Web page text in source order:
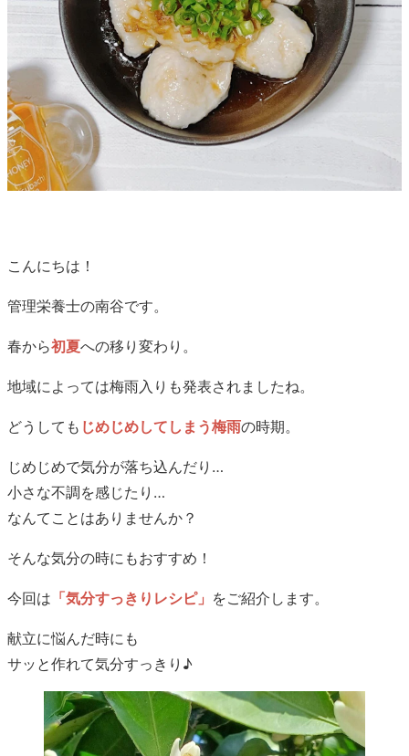
こんにちは！
管理栄養士の南谷です。
春から初夏への移り変わり。
地域によっては梅雨入りも発表されましたね。
どうしても じめじめしてしまう梅雨の時期。
じめじめで気分が落ち込んだり…
小さな不調を感じたり…
なんてことはありませんか？
そんな気分の時にもおすすめ！
今回は 「気分すっきりレシピ」 をご紹介します。
献立に悩んだ時にも
サッと作れて気分すっきり♪